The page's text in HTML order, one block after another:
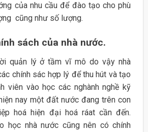
của nhu cầu để đào tạo cho phù
cũng như số lượng.
sách của nhà nước.
quản lý ở tầm vĩ mô do vậy nhà
chính sác hợp lý để thu hút và tạo
viên vào học các nghành nghề kỹ
nay một đất nước đang trên con
hoá hiện đại hoá ráat cần đến.
học nhà nước cũng nên có chính